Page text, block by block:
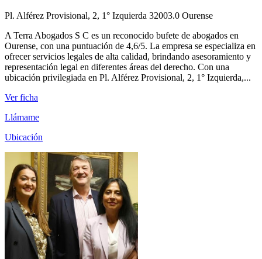
Pl. Alférez Provisional, 2, 1° Izquierda 32003.0 Ourense
A Terra Abogados S C es un reconocido bufete de abogados en
Ourense, con una puntuación de 4,6/5. La empresa se especializa en
ofrecer servicios legales de alta calidad, brindando asesoramiento y
representación legal en diferentes áreas del derecho. Con una
ubicación privilegiada en Pl. Alférez Provisional, 2, 1° Izquierda,...
Ver ficha
Llámame
Ubicación